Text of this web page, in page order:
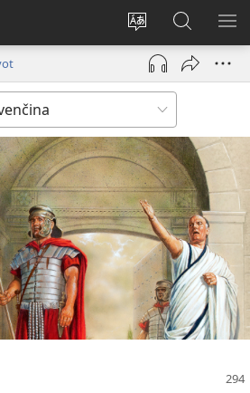
Zmeniť
jazyk
stránky
Prihlásiť
sa
(otvorí
okno)
na
JW.ORG